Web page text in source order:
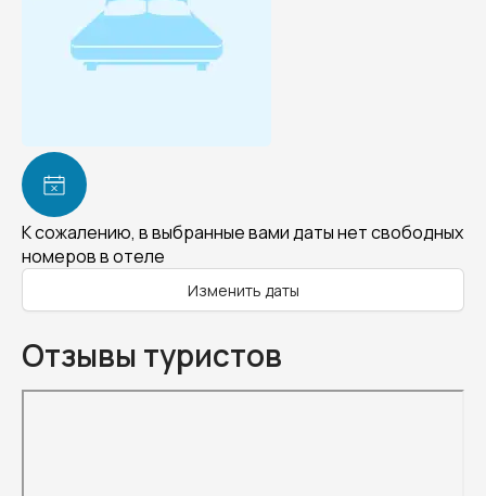
К сожалению, в выбранные вами даты нет свободных
номеров в отеле
Изменить даты
Отзывы туристов